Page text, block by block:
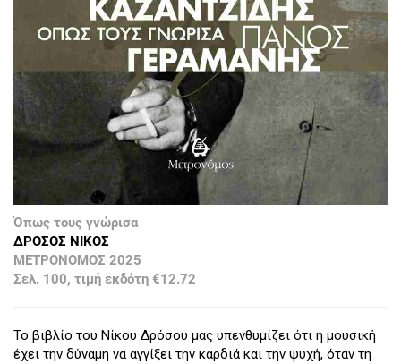
Όπως τους γνώρισα
ΔΡΟΣΟΣ ΝΙΚΟΣ
ΜΕΤΡΟΝΟΜΟΣ 2025
Σελ. 100, τιμή εκδότη €12.72
Το βιβλίο του Νίκου Δρόσου μας υπενθυμίζει ότι η μουσική
έχει την δύναμη να αγγίξει την καρδιά και την ψυχή, όταν τη